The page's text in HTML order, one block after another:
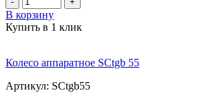
В корзину
Купить в 1 клик
Колесо аппаратное SCtgb 55
Артикул: SCtgb55